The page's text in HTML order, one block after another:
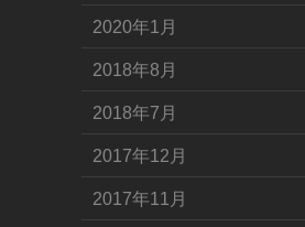
2020年1月
2018年8月
2018年7月
2017年12月
2017年11月